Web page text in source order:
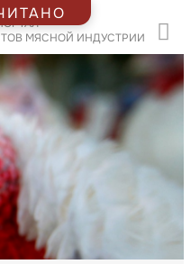
МЯСНОЙ ИНДУСТРИИ